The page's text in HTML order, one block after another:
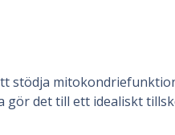
stödja
det till ett idealiskt